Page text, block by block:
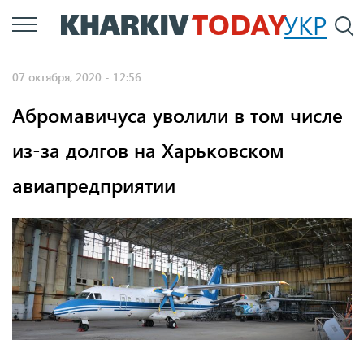
Перейти
к
УКР
07 октября, 2020 - 12:56
Абромавичуса уволили в том числе
из-за долгов на Харьковском
авиапредприятии